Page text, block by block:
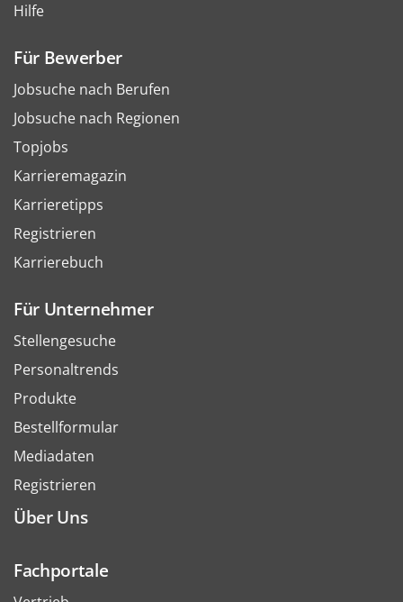
Hilfe
Für Bewerber
Jobsuche nach Berufen
Jobsuche nach Regionen
Topjobs
Karrieremagazin
Karrieretipps
Registrieren
Karrierebuch
Für Unternehmer
Stellengesuche
Personaltrends
Produkte
Bestellformular
Mediadaten
Registrieren
Über Uns
Fachportale